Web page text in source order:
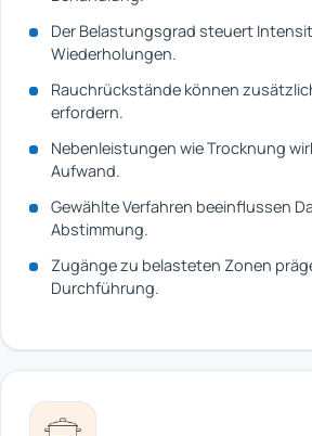
Der Belastungsgrad steuert
Wiederholungen.
Rauchrückstände können
erfordern.
Nebenleistungen wie Trocknung
Aufwand.
Gewählte Verfahren beeinflussen
Abstimmung.
Zugänge zu belasteten Zonen
Durchführung.